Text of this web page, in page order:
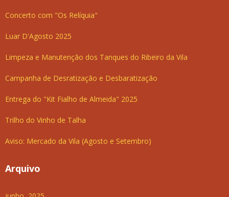
Concerto com "Os Relíquia"
Luar D'Agosto 2025
Limpeza e Manutenção dos Tanques do Ribeiro da Vila
Campanha de Desratização e Desbaratização
Entrega do "Kit Fialho de Almeida" 2025
Trilho do Vinho de Talha
Aviso: Mercado da Vila (Agosto e Setembro)
Arquivo